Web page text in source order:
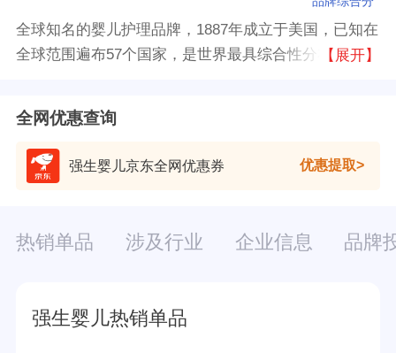
全球知名的婴儿护理品牌，1887年成立于美国，已知在
全球范围遍布57个国家，是世界最具综合性分布范围最
医药产品和医疗器材及诊断产品市场等多个领域。
【展开】
全网优惠查询
强生婴儿京东全网优惠券 优惠提取
热销单品 涉及行业 企业信息 品牌
强生婴儿热销单品